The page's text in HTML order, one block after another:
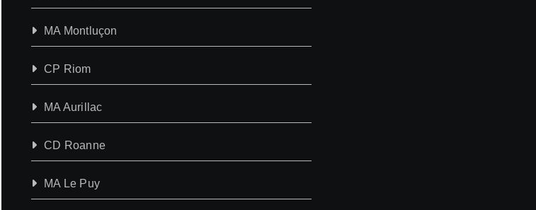
MA Montluçon
CP Riom
MA Aurillac
CD Roanne
MA Le Puy